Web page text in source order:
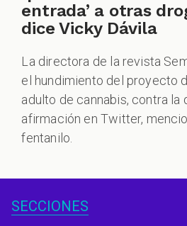
entrada’ a otras
dice Vicky Dávila
La directora de la revista
el hundimiento del proyecto
adulto de cannabis, contra la
afirmación en Twitter,
fentanilo.
SECCIONES